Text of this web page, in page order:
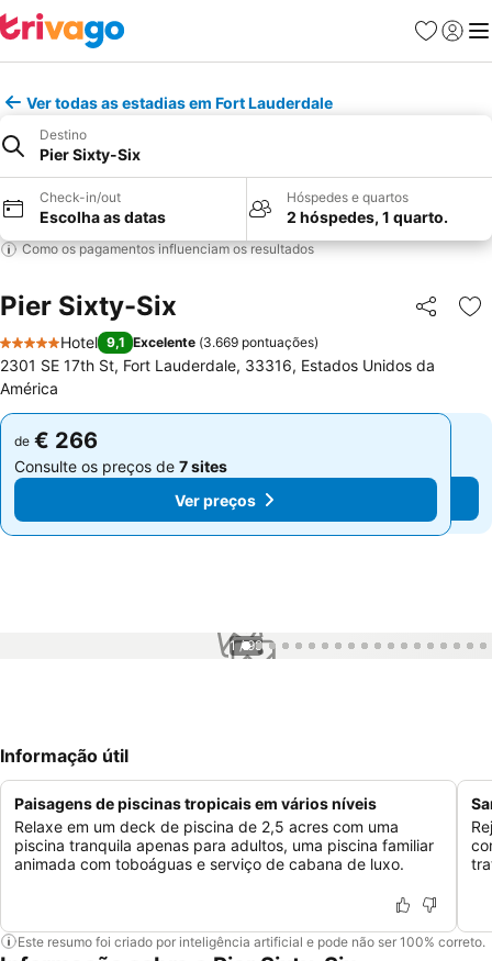
Favoritos
Iniciar
Ver todas as estadias em Fort Lauderdale
Destino
Pier Sixty-Six
Check-in/out
Escolha as datas
Hóspedes e quartos
2 hóspedes, 1 quarto.
Como os pagamentos influenciam os resultados
Pier Sixty-Six Partilhar
5 Estrelas
Hotel 9,1 Excelente (3.669 pontuações)
2301 SE 17th St, Fort Lauderdale, 33316, Estados Unidos da
América
de € 266
Consulte os preços de 7 sites
Ver preços
de € 266
Consulte os preços de 7 sites
Ver preços
1 / 99
Informação útil
Paisagens de piscinas tropicais em vários níveis
Relaxe em um deck de piscina de 2,5 acres com uma
piscina tranquila apenas para adultos, uma piscina familiar
animada com toboáguas e serviço de cabana de luxo.
Este resumo foi criado por inteligência artificial e pode não ser 100% correto.